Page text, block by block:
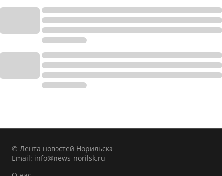
© Лента новостей Норильска
Email: info@news-norilsk.ru